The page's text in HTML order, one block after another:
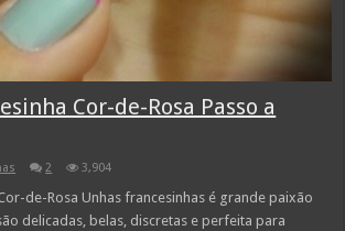
Cor-de-Rosa Passo a
2 3,904
de-Rosa Unhas francesinhas é grande paixão
delicadas, belas, discretas e perfeita para